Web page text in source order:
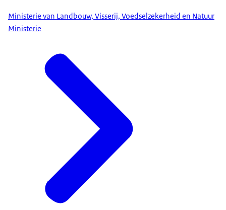
Ministerie van Landbouw, Visserij, Voedselzekerheid en Natuur
Ministerie